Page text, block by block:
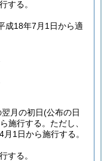
する。
成18年7月1日から適
月の初日(公布の日
施行する。 ただし、
1日から施行する。
する。